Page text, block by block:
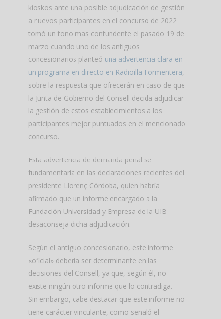
kioskos ante una posible adjudicación de gestión
a nuevos participantes en el concurso de 2022
tomó un tono mas contundente el pasado 19 de
marzo cuando uno de los antiguos
concesionarios planteó una advertencia clara en
un programa en directo en Radioilla Formentera,
sobre la respuesta que ofrecerán en caso de que
la Junta de Gobierno del Consell decida adjudicar
la gestión de estos establecimientos a los
participantes mejor puntuados en el mencionado
concurso.
Esta advertencia de demanda penal se
fundamentaría en las declaraciones recientes del
presidente Llorenç Córdoba, quien habría
afirmado que un informe encargado a la
Fundación Universidad y Empresa de la UIB
desaconseja dicha adjudicación.
Según el antiguo concesionario, este informe
«oficial» debería ser determinante en las
decisiones del Consell, ya que, según él, no
existe ningún otro informe que lo contradiga.
Sin embargo, cabe destacar que este informe no
tiene carácter vinculante, como señaló el